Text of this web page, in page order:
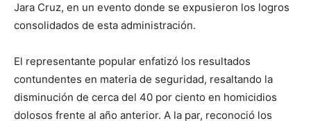
Jara Cruz, en un evento donde se expusieron los logros
consolidados de esta administración.
El representante popular enfatizó los resultados
contundentes en materia de seguridad, resaltando la
disminución de cerca del 40 por ciento en homicidios
dolosos frente al año anterior. A la par, reconoció los